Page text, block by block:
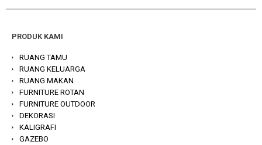
PRODUK KAMI
RUANG TAMU
RUANG KELUARGA
RUANG MAKAN
FURNITURE ROTAN
FURNITURE OUTDOOR
DEKORASI
KALIGRAFI
GAZEBO